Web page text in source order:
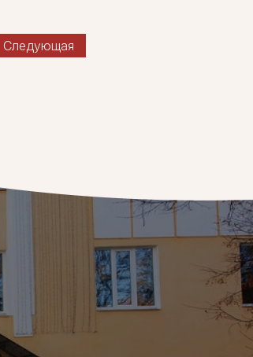
Следующая